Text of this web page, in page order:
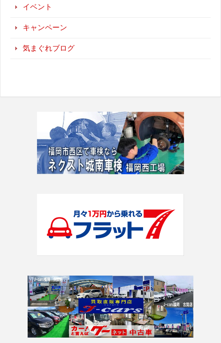
イベント
キャンペーン
気まぐれブログ